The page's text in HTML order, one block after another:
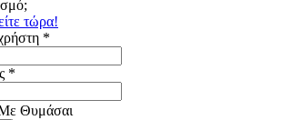
τώρα!
*
*
Θυμάσαι